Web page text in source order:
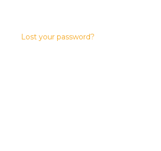
Lost your password?